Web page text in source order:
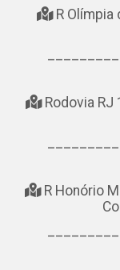
R Olímpia
Rodovia RJ
R Honório